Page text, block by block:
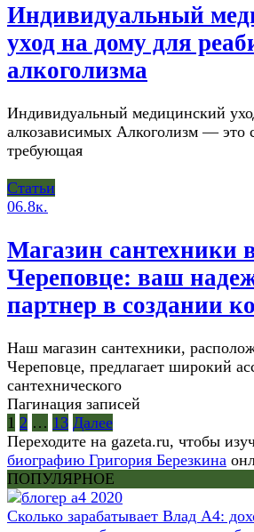
Индивидуальный
уход на дому для
алкоголизма
Индивидуальный медицинский
алкозависимых Алкоголизм — это
требующая
Статьи
06.8к.
Магазин сантехники
Череповце: ваш
партнер в создании
Наш магазин сантехники,
Череповце, предлагает широкий
сантехнического
Пагинация записей
1 2 … 13 Далее
Переходите на gazeta.ru, чтобы
биографию Григория Березкина
ПОПУЛЯРНОЕ
Сколько зарабатывает Влад А4: